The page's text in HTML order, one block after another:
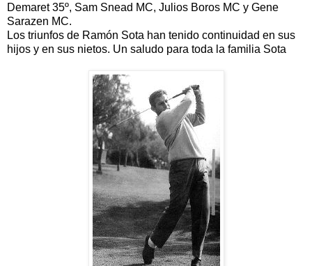
Demaret 35º, Sam Snead MC, Julios Boros MC y Gene
Sarazen MC.
Los triunfos de Ramón Sota han tenido continuidad en sus
hijos y en sus nietos. Un saludo para toda la familia Sota